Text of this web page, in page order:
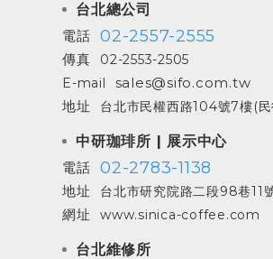
台北總公司
電話 02-2557-2555
傳真
02-2553-2505
E-mail
sales@sifo.com.tw
地址
台北市民權西路104號7樓(
中研珈琲所 | 展示中心
電話 02-2783-1138
地址 台北市研究院路二段98巷11
網址 www.sinica-coffee.com
台北維修所